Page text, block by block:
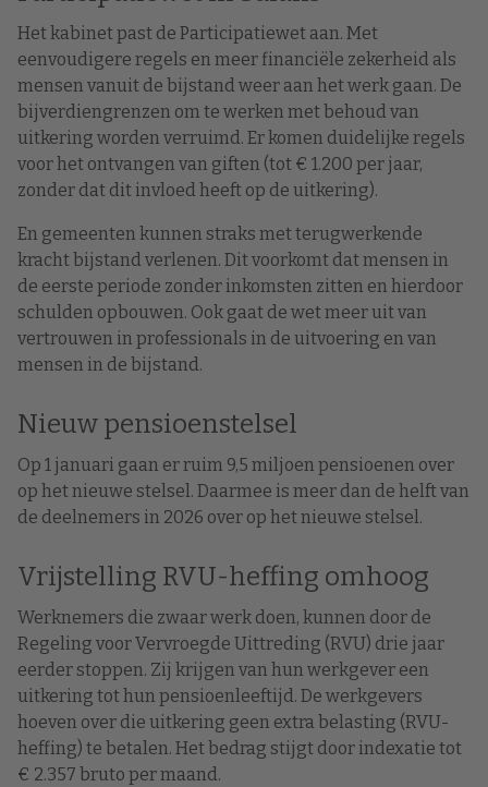
Het kabinet past de Participatiewet aan. Met
eenvoudigere regels en meer financiële zekerheid als
mensen vanuit de bijstand weer aan het werk gaan. De
bijverdiengrenzen om te werken met behoud van
uitkering worden verruimd. Er komen duidelijke regels
voor het ontvangen van giften (tot € 1.200 per jaar,
zonder dat dit invloed heeft op de uitkering).
En gemeenten kunnen straks met terugwerkende
kracht bijstand verlenen. Dit voorkomt dat mensen in
de eerste periode zonder inkomsten zitten en hierdoor
schulden opbouwen. Ook gaat de wet meer uit van
vertrouwen in professionals in de uitvoering en van
mensen in de bijstand.
Nieuw pensioenstelsel
Op 1 januari gaan er ruim 9,5 miljoen pensioenen over
op het nieuwe stelsel. Daarmee is meer dan de helft van
de deelnemers in 2026 over op het nieuwe stelsel.
Vrijstelling RVU-heffing omhoog
Werknemers die zwaar werk doen, kunnen door de
Regeling voor Vervroegde Uittreding (RVU) drie jaar
eerder stoppen. Zij krijgen van hun werkgever een
uitkering tot hun pensioenleeftijd. De werkgevers
hoeven over die uitkering geen extra belasting (RVU-
heffing) te betalen. Het bedrag stijgt door indexatie tot
€ 2.357 bruto per maand.